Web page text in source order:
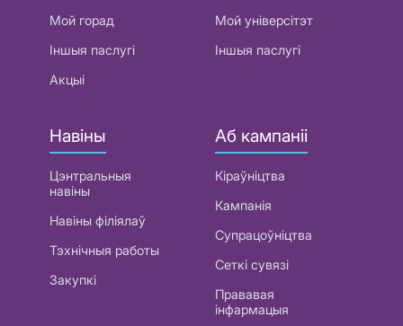
Мой горад
Іншыя паслугі
Акцыі
Мой універсітэт
Іншыя паслугі
Навіны
Цэнтральныя
навіны
Навіны філіялаў
Тэхнічныя работы
Закупкі
Аб кампаніі
Кіраўніцтва
Кампанія
Супрацоўніцтва
Сеткі сувязі
Прававая
інфармацыя